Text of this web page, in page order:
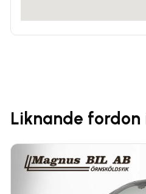
Liknande fordon